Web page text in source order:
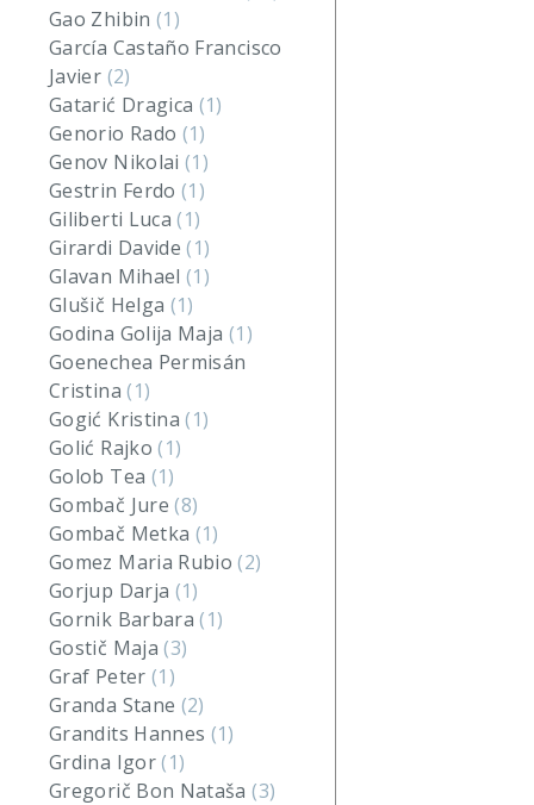
Gao Zhibin (1)
García Castaño Francisco
Javier (2)
Gatarić Dragica (1)
Genorio Rado (1)
Genov Nikolai(1)
Gestrin Ferdo(1)
Giliberti Luca(1)
Girardi Davide(1)
Glavan Mihael(1)
Glušič Helga (1)
Godina Golija Maja (1)
Goenechea Permisán
Cristina(1)
Gogić Kristina(1)
Golić Rajko(1)
Golob Tea (1)
Gombač Jure(8)
Gombač Metka (1)
Gomez Maria Rubio(2)
Gorjup Darja (1)
Gornik Barbara(1)
Gostič Maja(3)
Graf Peter (1)
Granda Stane (2)
Grandits Hannes (1)
Grdina Igor(1)
Gregorič Bon Nataša(3)